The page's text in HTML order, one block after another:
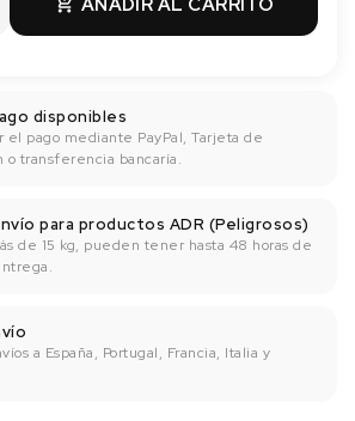
disponibles
el pago mediante PayPal, Tarjeta de
transferencia bancaría.
para productos ADR (Peligrosos)
de 15 kg, pueden tener hasta 48 horas de
a España, Portugal, Francia, Italia y